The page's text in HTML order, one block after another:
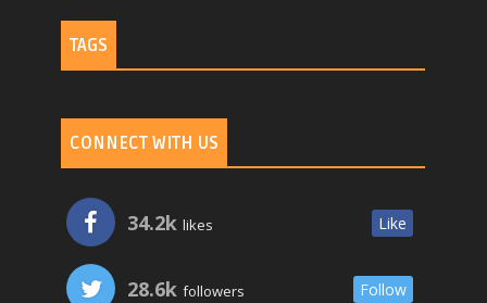
TAGS
CONNECT WITH US
34.2k likes Like
28.6k followers Follow